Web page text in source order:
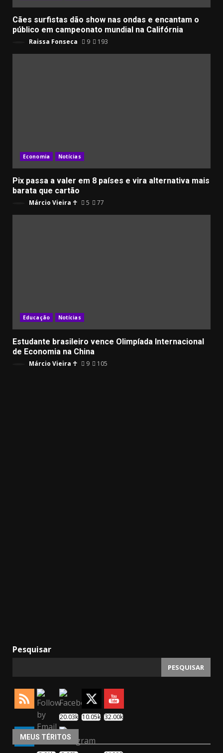
Cães surfistas dão show nas ondas e encantam o
público em campeonato mundial na Califórnia
Raissa Fonseca 9 193
Economia Notícias
Pix passa a valer em 8 países e vira alternativa mais
barata que cartão
Márcio Vieira ☥ 5 77
Educação Notícias
Estudante brasileiro vence Olimpíada Internacional
de Economia na China
Márcio Vieira ☥ 9 105
Pesquisar
PESQUISAR
20.03k 10.05k 32.00k
MEUS TÉRITOS